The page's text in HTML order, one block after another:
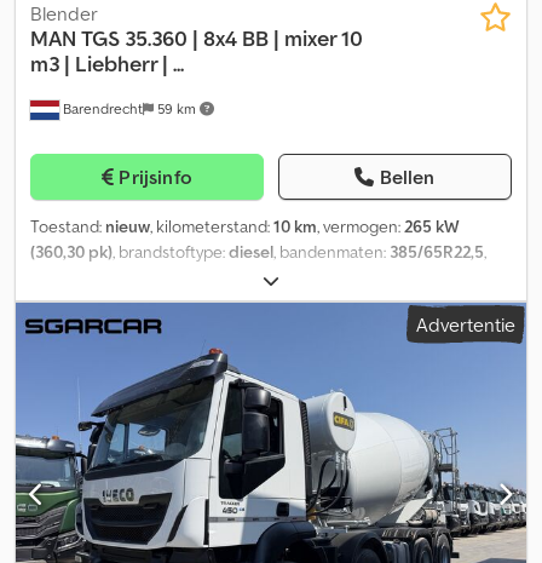
Barendrecht 59 km
Blender
MAN TGS 35.360 | 8x4 BB | mixer 10
m3 | Liebherr | ...
Prijsinfo Bellen
Toestand: nieuw, kilometerstand:10 km, vermogen:265 kW
(360,30 pk), brandstoftype:diesel, bandenmaten: 385/65R22,5,
2.500 mm
brandstoftankcapaciteit:400 l, kleur:wit, bestuurderscabine:
dagcabine, soort overbrenging:
, aantal
, emissieklasse:
, laadruimte inhoud:10 m³, Bouwjaar:
AdBlue, EBS (Elektronisch Remsysteem), bekrachtigde
besturing, centrale vergrendeling, elektrische raamverstelling
= Verdere opties en accessoires = - PTO - Radio/CD-speler =
Verdere informatie = Algemene informatie Bouwjaar: 2024
Toepassingen: Bouw en wegenbouw Geschikt materiaal: Beton
Technische informatie Aantal cilinders: 6 Asconfiguratie Dodsy H
Hifspfx Aipekr Remmen: Schijfremmen Ophanging: Paraboolvering
Advertentie